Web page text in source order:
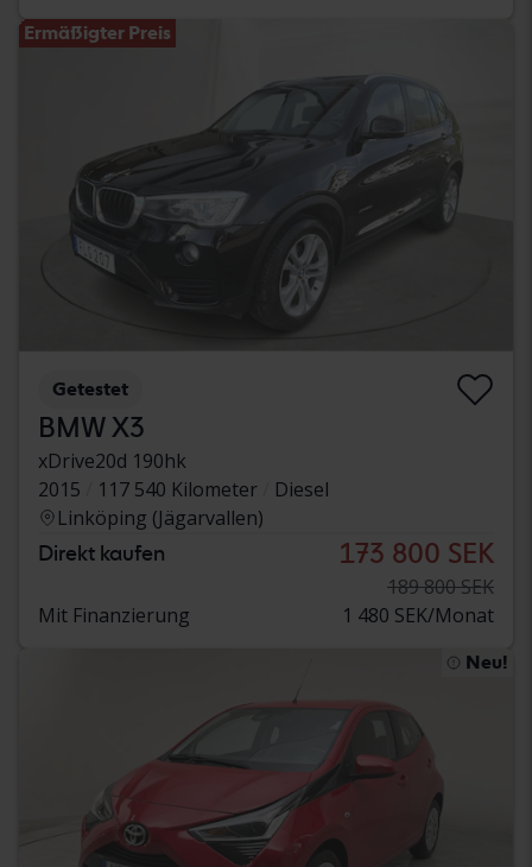
Ermäßigter Preis
Getestet
BMW X3
xDrive20d 190hk
2015
117 540 Kilometer
Diesel
Linköping (Jägarvallen)
Direkt kaufen 173 800 SEK
189 800 SEK
Mit Finanzierung
1 480 SEK/Monat
Neu!